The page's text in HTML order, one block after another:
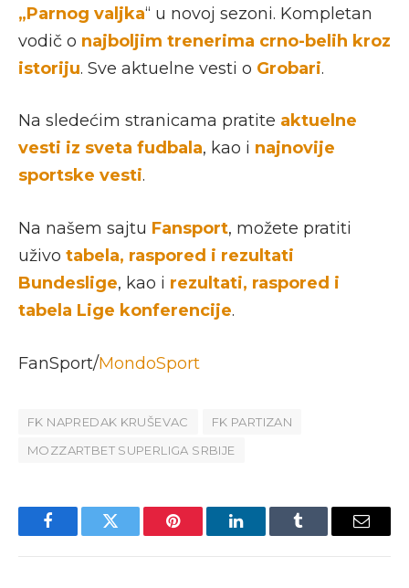
„Parnog valjka“ u novoj sezoni. Kompletan
vodič o najboljim trenerima crno-belih kroz
istoriju. Sve aktuelne vesti o Grobari.
Na sledećim stranicama pratite aktuelne
vesti iz sveta fudbala, kao i najnovije
sportske vesti.
Na našem sajtu Fansport, možete pratiti
uživo tabela, raspored i rezultati
Bundeslige, kao i rezultati, raspored i
tabela Lige konferencije.
FanSport/MondoSport
FK NAPREDAK KRUŠEVAC
FK PARTIZAN
MOZZARTBET SUPERLIGA SRBIJE
FacebookTwitter Pinterest LinkedInTumblr Email